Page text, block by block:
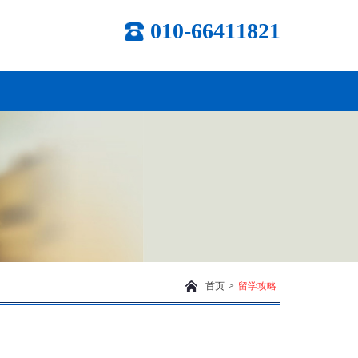
010-66411821
首页 > 留学攻略